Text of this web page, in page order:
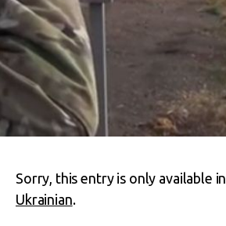
Sorry, this entry is only available in
Ukrainian.